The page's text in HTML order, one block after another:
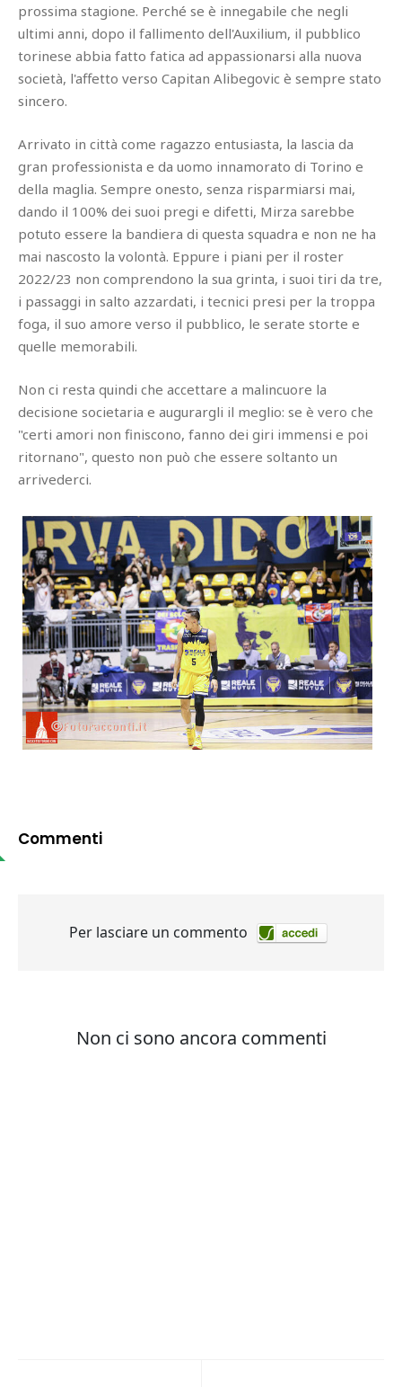
prossima stagione. Perché se è innegabile che negli
ultimi anni, dopo il fallimento dell'Auxilium, il pubblico
torinese abbia fatto fatica ad appassionarsi alla nuova
società, l'affetto verso Capitan Alibegovic è sempre stato
sincero.
Arrivato in città come ragazzo entusiasta, la lascia da
gran professionista e da uomo innamorato di Torino e
della maglia. Sempre onesto, senza risparmiarsi mai,
dando il 100% dei suoi pregi e difetti, Mirza sarebbe
potuto essere la bandiera di questa squadra e non ne ha
mai nascosto la volontà. Eppure i piani per il roster
2022/23 non comprendono la sua grinta, i suoi tiri da tre,
i passaggi in salto azzardati, i tecnici presi per la troppa
foga, il suo amore verso il pubblico, le serate storte e
quelle memorabili.
Non ci resta quindi che accettare a malincuore la
decisione societaria e augurargli il meglio: se è vero che
"certi amori non finiscono, fanno dei giri immensi e poi
ritornano", questo non può che essere soltanto un
arrivederci.
Commenti